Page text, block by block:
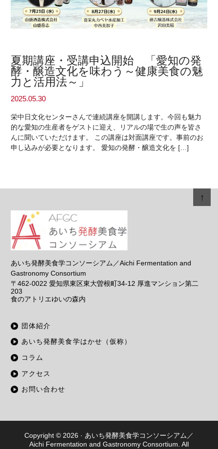
夏期講座・受講申込開始 「愛知の発
酵・醸造文化を味わう～健康美食の魅
力と活用法～」
2025.05.30
栄中日文化センターさんで連続講座を開講します。今回も魅力
的な愛知の生産者をゲストに迎え、リアルの場で生の声を皆さ
んに聞いていただけます。 この講座は対面講座です。事前のお
申し込みが必要となります。 愛知の発酵・醸造文化を […]
あいち発酵美食学コンソーシアム／Aichi Fermentation and
Gastronomy Consortium
〒462-0022 愛知県東区東大曽根町34-12 厚進マンション第二
203
食のアトリエゆいの森内
団体紹介
あいち発酵美食学はかせ（仮称）
コラム
アクセス
お問い合わせ
↑
Copyright © 2026 · あいち発酵美食学コンソーシアム／
Aichi Fermentation and Gastronomy Consortium . All